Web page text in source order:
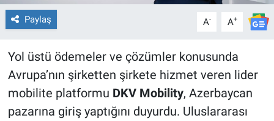
Paylaş A- A+
Yol üstü ödemeler ve çözümler konusunda
Avrupa’nın şirketten şirkete hizmet veren lider
mobilite platformu DKV Mobility, Azerbaycan
pazarına giriş yaptığını duyurdu. Uluslararası